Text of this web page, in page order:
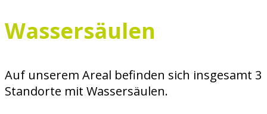
Wassersäulen
Auf unserem Areal befinden sich insgesamt 3
Standorte mit Wassersäulen.